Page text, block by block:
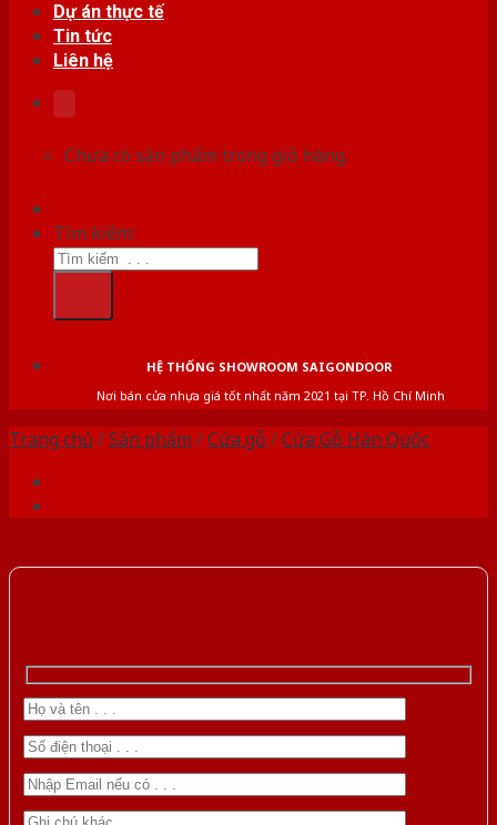
Dự án thực tế
Tin tức
Liên hệ
Chưa có sản phẩm trong giỏ hàng.
Tìm kiếm:
HỆ THỐNG SHOWROOM SAIGONDOOR
Nơi bán cửa nhựa giá tốt nhất năm 2021 tại TP. Hồ Chí Minh
Trang chủ /Sản phẩm /Cửa gỗ /Cửa Gỗ Hàn Quốc